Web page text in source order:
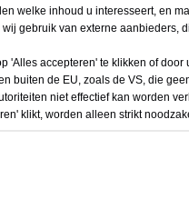
welke inhoud u interesseert, en
gebruik van externe aanbieders,
'Alles accepteren' te klikken of
buiten de EU, zoals de VS, die
niet effectief kan worden
klikt, worden alleen strikt